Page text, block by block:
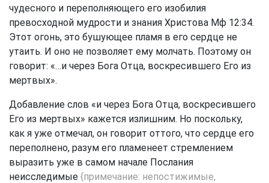
чудесного и переполняющего его изобилия
превосходной мудрости и знания Христова Мф 12:34.
Этот огонь, это бушующее пламя в его сердце не
утаить. И оно не позволяет ему молчать. Поэтому он
говорит: «…и через Бога Отца, воскресившего Его из
мертвых».
Добавление слов «и через Бога Отца, воскресившего
Его из мертвых» кажется излишним. Но поскольку,
как я уже отмечал, он говорит оттого, что сердце его
переполнено, разум его пламенеет стремлением
выразить уже в самом начале Послания
неисследимые {примечание: непостижимые,